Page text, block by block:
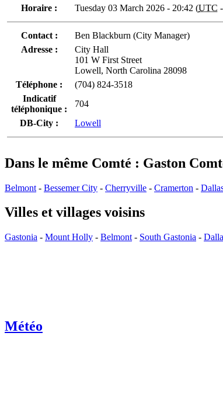
Horaire :
Tuesday 03 March 2026 - 20:42 (UTC
Contact :
Ben Blackburn (City Manager)
Adresse :
City Hall
101 W First Street
Lowell, North Carolina 28098
Téléphone :
(704) 824-3518
Indicatif
téléphonique :
704
DB-City :
Lowell
Dans le même Comté : Gaston
Belmont - Bessemer City - Cherryville - Cramerton -
Villes et villages voisins
Gastonia - Mount Holly - Belmont - South Gastonia -
Météo